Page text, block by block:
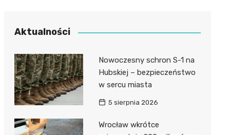
miasta
Policja
Aktualności
Nowoczesny schron S-1 na
Hubskiej – bezpieczeństwo
w sercu miasta
5 sierpnia 2026
Wrocław wkrótce